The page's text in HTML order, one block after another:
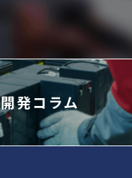
開発コラム